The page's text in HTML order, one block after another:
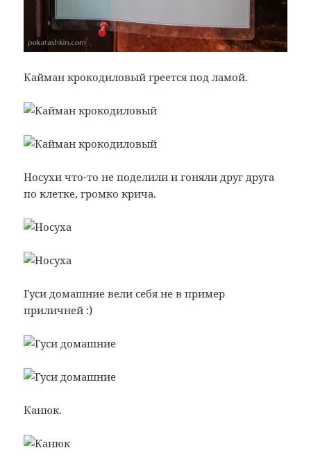
Кайман крокодиловый греется под ламой.
Носухи что-то не поделили и гоняли друг друга
по клетке, громко крича.
Гуси домашние вели себя не в пример
приличней :)
Канюк.